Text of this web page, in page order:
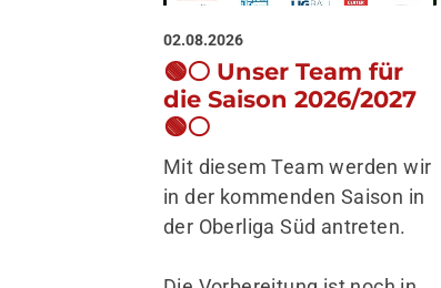
02.08.2026
🟢⚪️ Unser Team für
die Saison 2026/2027
🟢⚪️
Mit diesem Team werden wir
in der kommenden Saison in
der Oberliga Süd antreten.